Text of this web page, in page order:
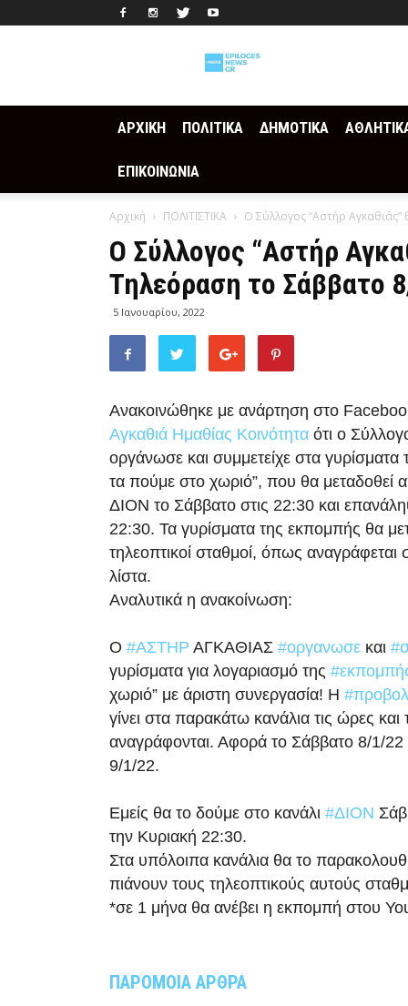
ΑΡΧΙΚΗ ΠΟΛΙΤΙΚΑ ΔΗΜΟΤΙΚΑ
ΕΠΙΚΟΙΝΩΝΙΑ
Αρχική ΠΟΛΙΤΙΣΤΙΚΑ Ο Σύλλογος “Αστήρ
Ο Σύλλογος “Αστήρ
Τηλεόραση το Σάββατο
5 Ιανουαρίου, 2022
Ανακοινώθηκε με ανάρτηση στο
Αγκαθιά Ημαθίας Κοινότητα ότι ο
οργάνωσε και συμμετείχε στα
τα πούμε στο χωριό”, που θα μεταδοθεί
ΔΙΟΝ το Σάββατο στις 22:30 και
22:30. Τα γυρίσματα της εκπομπής θα
τηλεοπτικοί σταθμοί, όπως
λίστα.
Αναλυτικά η ανακοίνωση:
Ο #ΑΣΤΗΡ ΑΓΚΑΘΙΑΣ #οργανωσε και
γυρίσματα για λογαριασμό της
χωριό” με άριστη συνεργασία! Η
γίνει στα παρακάτω κανάλια τις ώρες και
αναγράφονται. Αφορά το Σάββατο 8/1/22
9/1/22.
Εμείς θα το δούμε στο κανάλι #ΔΙΟΝ
την Κυριακή 22:30.
Στα υπόλοιπα κανάλια θα το
πιάνουν τους τηλεοπτικούς αυτούς
*σε 1 μήνα θα ανέβει η εκπομπή στου
ΠΑΡΟΜΟΙΑ ΑΡΘΡΑ